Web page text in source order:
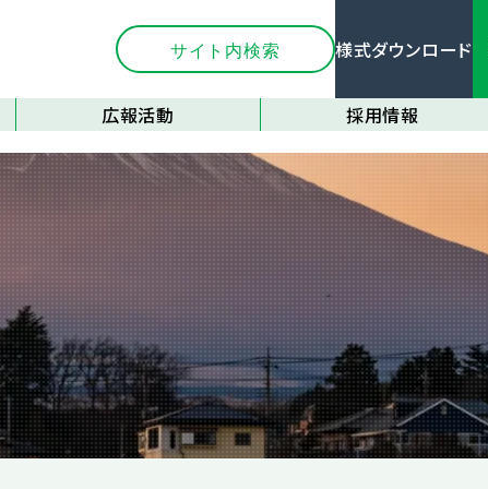
様式ダウンロード
広報活動
広報誌
刊行物
採用情報
新卒採用情報
応募フォーム